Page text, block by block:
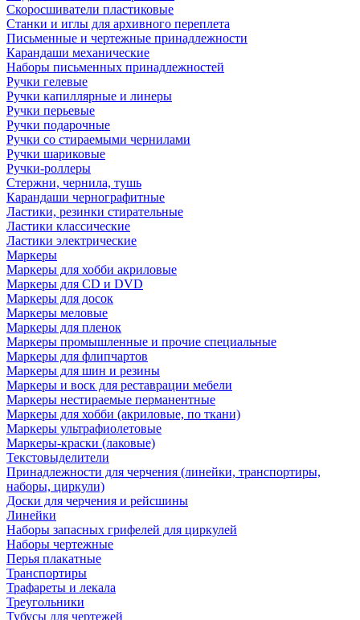
Скоросшиватели пластиковые
Станки и иглы для архивного переплета
Письменные и чертежные принадлежности
Карандаши механические
Наборы письменных принадлежностей
Ручки гелевые
Ручки капиллярные и линеры
Ручки перьевые
Ручки подарочные
Ручки со стираемыми чернилами
Ручки шариковые
Ручки-роллеры
Стержни, чернила, тушь
Карандаши чернографитные
Ластики, резинки стирательные
Ластики классические
Ластики электрические
Маркеры
Маркеры для хобби акриловые
Маркеры для CD и DVD
Маркеры для досок
Маркеры меловые
Маркеры для пленок
Маркеры промышленные и прочие специальные
Маркеры для флипчартов
Маркеры для шин и резины
Маркеры и воск для реставрации мебели
Маркеры нестираемые перманентные
Маркеры для хобби (акриловые, по ткани)
Маркеры ультрафиолетовые
Маркеры-краски (лаковые)
Текстовыделители
Принадлежности для черчения (линейки, транспортиры,
наборы, циркули)
Доски для черчения и рейсшины
Линейки
Наборы запасных грифелей для циркулей
Наборы чертежные
Перья плакатные
Транспортиры
Трафареты и лекала
Треугольники
Тубусы для чертежей